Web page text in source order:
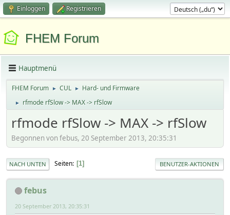
Einloggen Registrieren
FHEM Forum
Hauptmenü
FHEM Forum ► CUL ► Hard- und Firmware
► rfmode rfSlow -> MAX -> rfSlow
rfmode rfSlow -> MAX -> rfSlow
Begonnen von febus, 20 September 2013, 20:35:31
NACH UNTEN Seiten 1 BENUTZER-AKTIONEN
febus
20 September 2013, 20:35:31